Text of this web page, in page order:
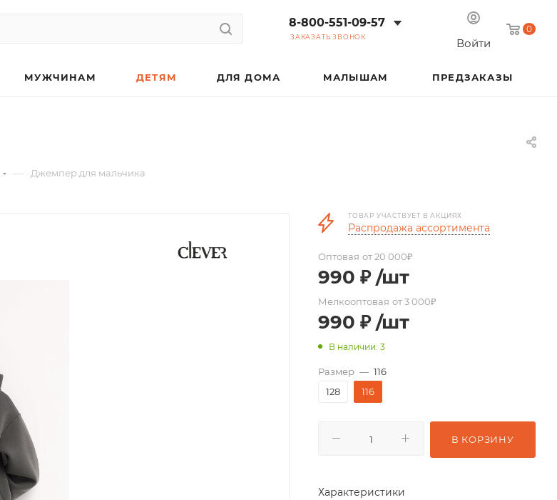
0
Войти
8-800-551-09-57
ЗАКАЗАТЬ ЗВОНОК
МУЖЧИНАМ ДЕТЯМ ДЛЯ ДОМА МАЛЫШАМ ПРЕДЗАКАЗЫ
— Джемпер для мальчика
ТОВАР УЧАСТВУЕТ В АКЦИЯХ
Распродажа ассортимента
Оптовая от 20 000₽
990 ₽ /шт
Мелкооптовая от 3 000₽
990 ₽ /шт
В наличии: 3
Размер — 116
128
116
В КОРЗИНУ
Характеристики